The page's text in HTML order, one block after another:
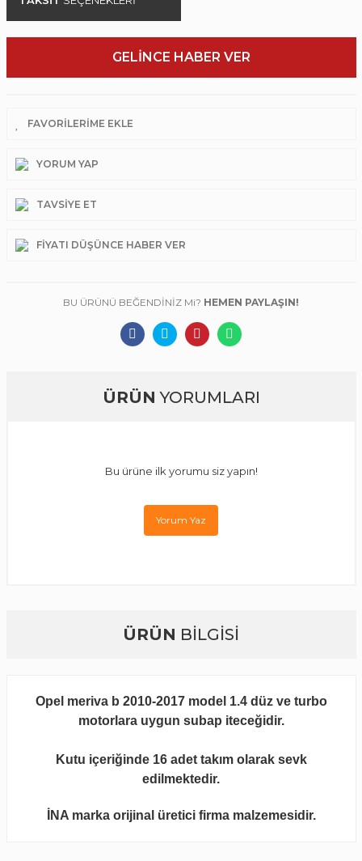
GELİNCE HABER VER
YORUM YAP
TAVSIYE ET
FIYATI DÜŞÜNCE HABER VER
BU ÜRÜNÜ BEĞENDİNİZ Mi? HEMEN PAYLAŞIN!
ÜRÜN YORUMLARI
Bu ürüne ilk yorumu siz yapın!
Yorum Yaz
ÜRÜN BİLGİSİ
Opel meriva b 2010-2017 model 1.4 düz ve turbo
motorlara uygun subap iteceğidir.
Kutu içeriğinde 16 adet takım olarak sevk
edilmektedir.
İNA marka orijinal üretici firma malzemesidir.